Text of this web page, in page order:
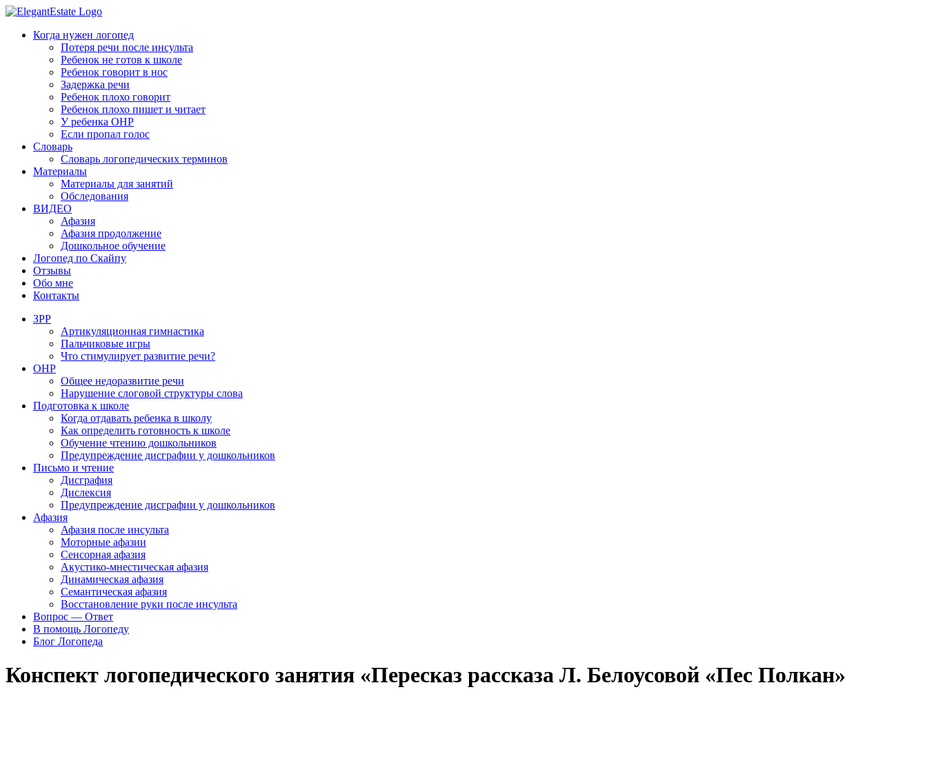
Когда нужен логопед
Потеря речи после инсульта
Ребенок не готов к школе
Ребенок говорит в нос
Задержка речи
Ребенок плохо говорит
Ребенок плохо пишет и читает
У ребенка ОНР
Если пропал голос
Словарь
Словарь логопедических терминов
Материалы
Материалы для занятий
Обследования
ВИДЕО
Афазия
Афазия продолжение
Дошкольное обучение
Логопед по Скайпу
Отзывы
Обо мне
Контакты
ЗРР
Артикуляционная гимнастика
Пальчиковые игры
Что стимулирует развитие речи?
ОНР
Общее недоразвитие речи
Нарушение слоговой структуры слова
Подготовка к школе
Когда отдавать ребенка в школу
Как определить готовность к школе
Обучение чтению дошкольников
Предупреждение дисграфии у дошкольников
Письмо и чтение
Дисграфия
Дислексия
Предупреждение дисграфии у дошкольников
Афазия
Афазия после инсульта
Моторные афазии
Сенсорная афазия
Акустико-мнестическая афазия
Динамическая афазия
Семантическая афазия
Восстановление руки после инсульта
Вопрос — Ответ
В помощь Логопеду
Блог Логопеда
Конспект логопедического занятия «Пересказ рассказа Л. Белоусовой «Пес Полкан»